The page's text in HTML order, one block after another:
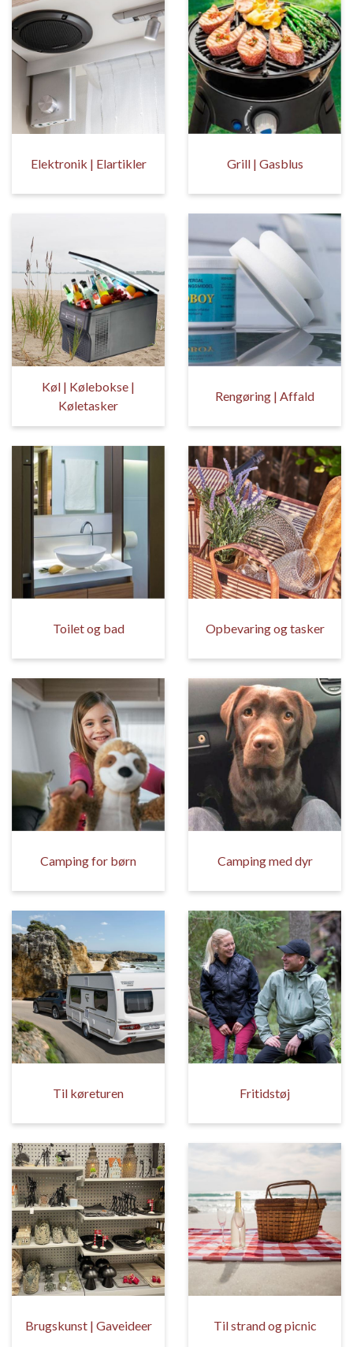
Elektronik | Elartikler Grill | Gasblus
Køl | Kølebokse |
Køletasker
Rengøring | Affald
Toilet og bad Opbevaring og tasker
Camping for børn Camping med dyr
Til køreturen Fritidstøj
Brugskunst | Gaveideer Til strand og picnic